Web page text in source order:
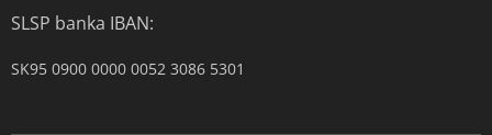
SLSP banka IBAN:
SK95 0900 0000 0052 3086 5301